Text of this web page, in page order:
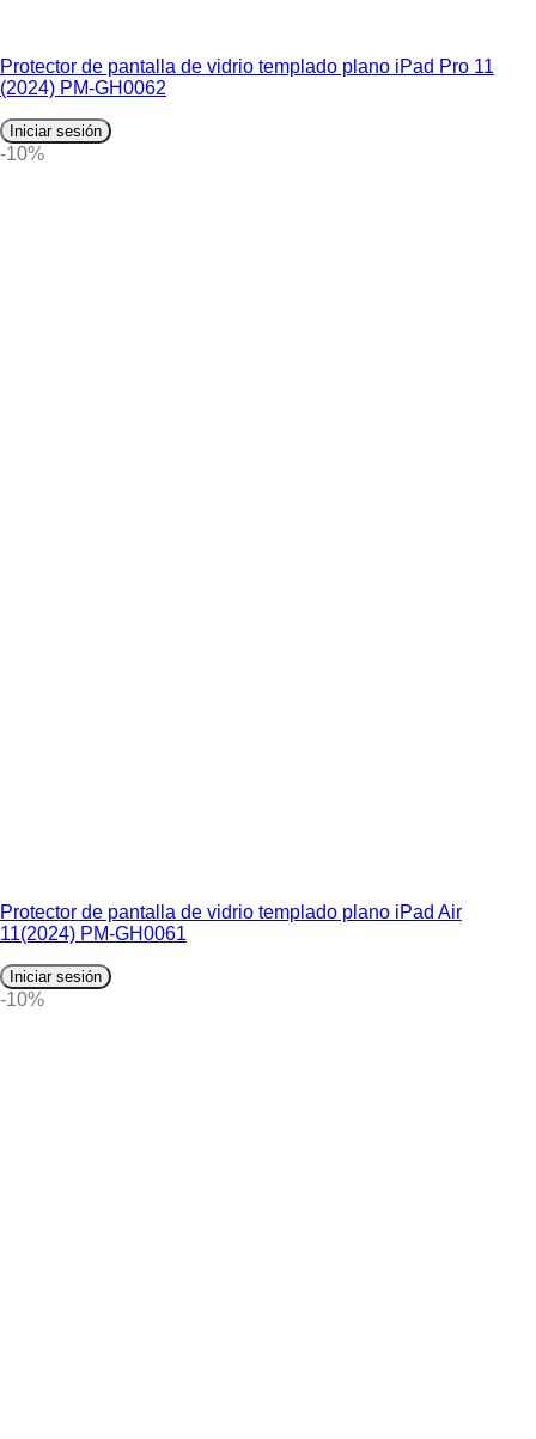
Protector de pantalla de vidrio templado plano iPad Pro 11
(2024) PM-GH0062
Iniciar sesión
-10%
Protector de pantalla de vidrio templado plano iPad Air
11(2024) PM-GH0061
Iniciar sesión
-10%